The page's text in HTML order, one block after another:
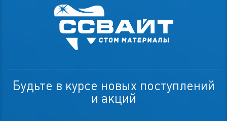
Будьте в курсе новых поступлений
и акций